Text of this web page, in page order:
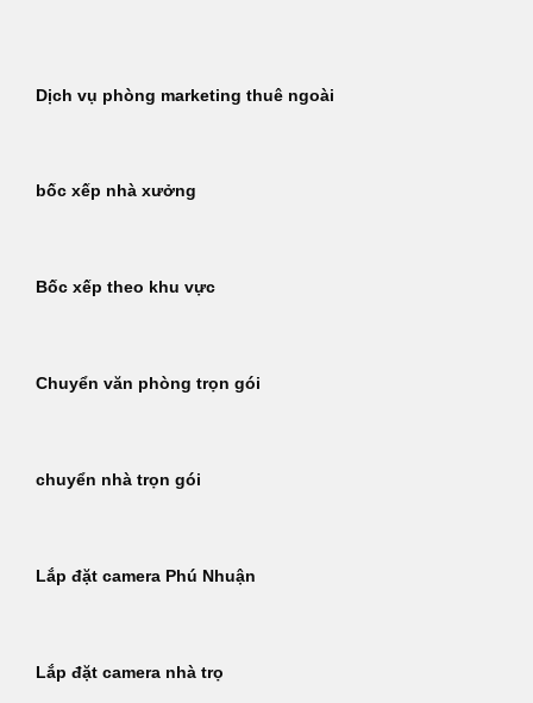
dungDịch vụ phòng marketing thuê ngoài
bốc xếp nhà xưởng
Bốc xếp theo khu vực
Chuyển văn phòng trọn gói
chuyển nhà trọn gói
Lắp đặt camera Phú Nhuận
Lắp đặt camera nhà trọ